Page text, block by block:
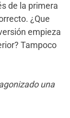
de la primera
¿Que
empieza
Tampoco
una